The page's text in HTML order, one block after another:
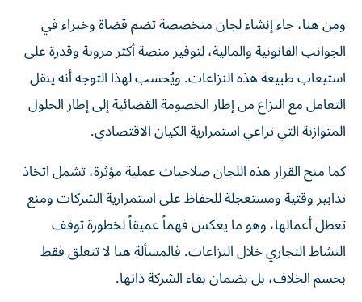
ومن هنا، جاء إنشاء لجان متخصصة تضم قضاة وخبراء في
الجوانب القانونية والمالية، لتوفير منصة أكثر مرونة وقدرة على
استيعاب طبيعة هذه النزاعات. ويُحسب لهذا التوجه أنه ينقل
التعامل مع النزاع من إطار الخصومة القضائية إلى إطار الحلول
المتوازنة التي تراعي استمرارية الكيان الاقتصادي.
كما منح القرار هذه اللجان صلاحيات عملية مؤثرة، تشمل اتخاذ
تدابير وقتية ومستعجلة للحفاظ على استمرارية الشركات ومنع
تعطل أعمالها، وهو ما يعكس فهماً عميقاً لخطورة توقف
النشاط التجاري خلال النزاعات. فالمسألة هنا لا تتعلق فقط
بحسم الخلاف، بل بضمان بقاء الشركة ذاتها.